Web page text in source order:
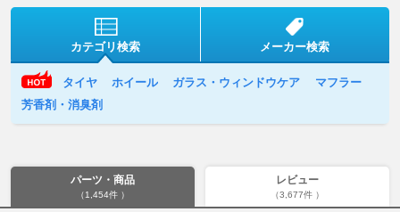
カテゴリ検索 メーカー検索
タイヤ ホイール ガラス・ウィンドウケア
マフラー
芳香剤・消臭剤
パーツ・商品
（1,454件 ）
レビュー
（3,677件 ）